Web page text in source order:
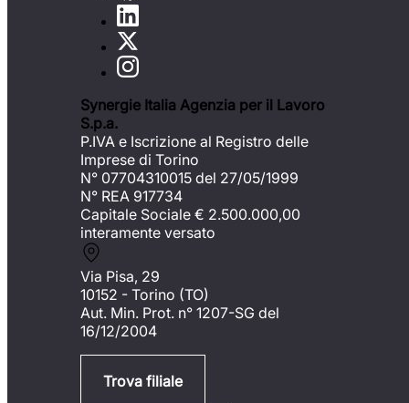
Synergie Italia Agenzia per il Lavoro
S.p.a.
P.IVA e Iscrizione al Registro delle
Imprese di Torino
N° 07704310015 del 27/05/1999
N° REA 917734
Capitale Sociale € 2.500.000,00
interamente versato
Via Pisa, 29
10152 - Torino (TO)
Aut. Min. Prot. n° 1207-SG del
16/12/2004
Trova filiale